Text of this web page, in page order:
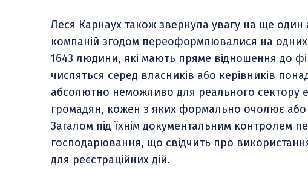
Леся Карнаух також звернула увагу на ще один
компаній згодом переоформлювалися на одних
1643 людини, які мають пряме відношення до
числяться серед власників або керівників
абсолютно неможливо для реального сектору
громадян, кожен з яких формально очолює або
Загалом під їхнім документальним контролем
господарювання, що свідчить про
для реєстраційних дій.